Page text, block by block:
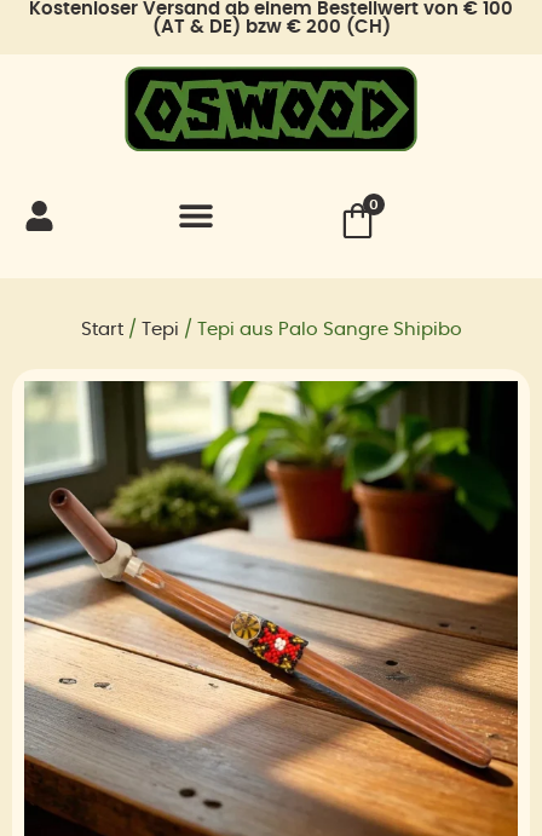
ZumKostenloser Versand ab einem Bestellwert von € 100
(AT & DE) bzw € 200 (CH)
0
Start/ Tepi / Tepi aus Palo Sangre Shipibo